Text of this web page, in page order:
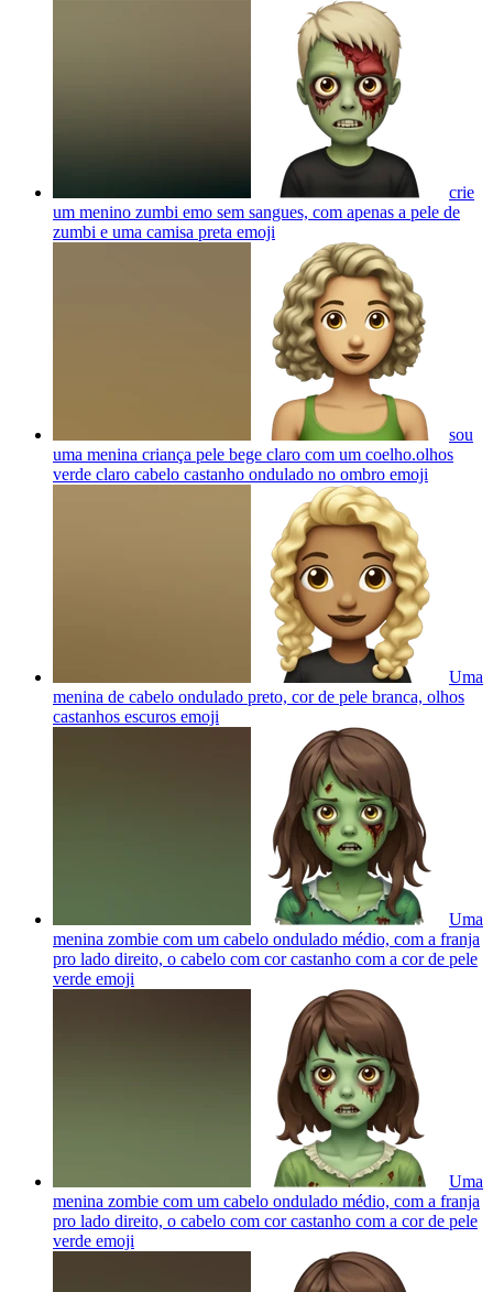
crie
um menino zumbi emo sem sangues, com apenas a pele de
zumbi e uma camisa preta emoji
sou
uma menina criança pele bege claro com um coelho.olhos
verde claro cabelo castanho ondulado no ombro emoji
Uma
menina de cabelo ondulado preto, cor de pele branca, olhos
castanhos escuros emoji
Uma
menina zombie com um cabelo ondulado médio, com a franja
pro lado direito, o cabelo com cor castanho com a cor de pele
verde emoji
Uma
menina zombie com um cabelo ondulado médio, com a franja
pro lado direito, o cabelo com cor castanho com a cor de pele
verde emoji